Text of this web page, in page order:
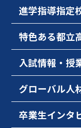
進学指導指定
特色ある都立
入試情報・授
グローバル人
卒業生インタ